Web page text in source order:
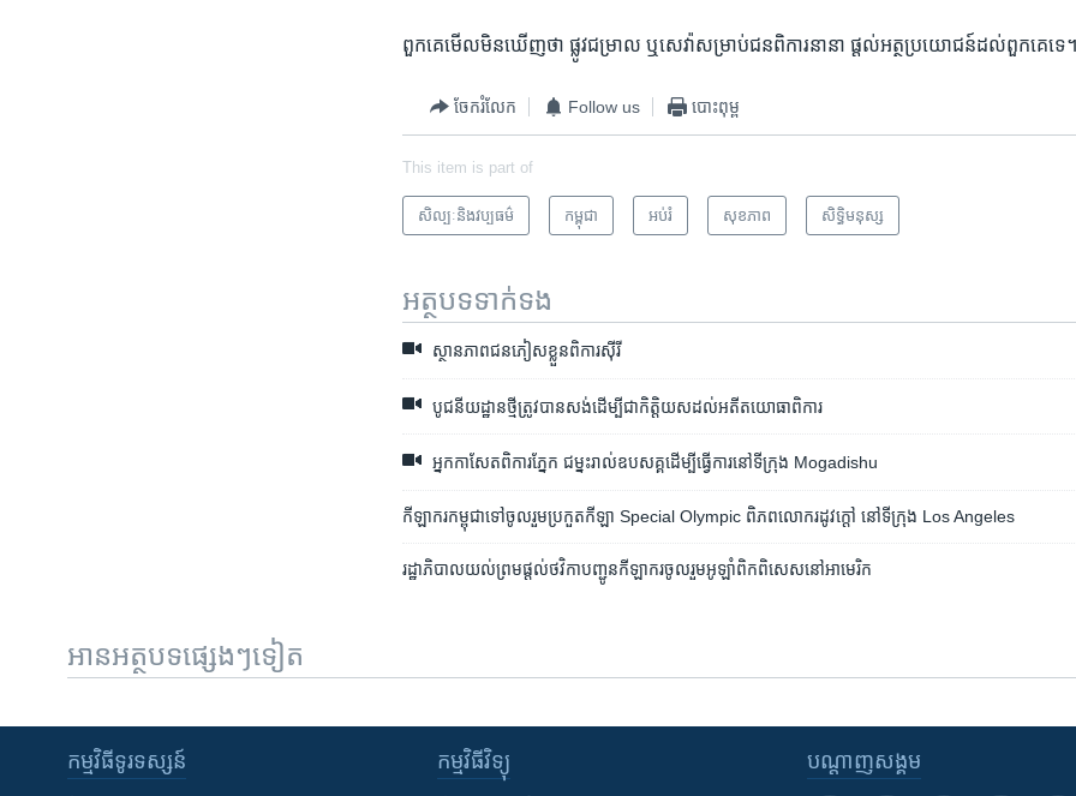
ពួកគេមើល​មិន​ឃើញ​ថា ​ផ្លូវជម្រាល​ ឬ​សេវ៉ា​សម្រាប់​ជន​ពិការ​នានា​ ផ្តល់​អត្ថប្រយោជន៍​ដល់​ពួក​គេ​ទេ
ចែករំលែក Follow us បោះពុម្ព
This item is part of
សិល្បៈនិងវប្បធម៌ កម្ពុជា អប់រំ សុខភាព សិទ្ធិ​មនុស្ស
អត្ថបទ​ទាក់ទង
ស្ថានភាព​ជន​ភៀស​ខ្លួន​ពិការ​​ស៊ីរី
បូជនីយដ្ឋាន​ថ្មី​ត្រូវ​បាន​សង់​ដើម្បី​ជា​កិត្តិយស​ដល់​អតីត​យោធា​ពិការ
អ្នក​កាសែត​ពិការ​ភ្នែក ​ជម្នះ​រាល់​ឧបសគ្គ​ដើម្បី​ធ្វើការ​នៅ​ទីក្រុង Mogadishu
កីឡាករ​កម្ពុជា​ទៅចូល​រួម​ប្រកួត​កីឡា​ Special Olympic ​ពិភពលោក​រដូវ​ក្តៅ​ ​នៅ​ទីក្រុង ​Los Angeles
រដ្ឋាភិបាល​យល់​ព្រម​ផ្តល់​ថវិកា​បញ្ជូន​កីឡាករ​ចូលរួម​អូឡាំពិក​ពិសេស​នៅ​អាមេរិក​
អានអត្ថបទផ្សេងៗទៀត
បណ្តាញ​សង្គម
កម្មវិធី​ទូរទស្សន៍ កម្មវិធី​វិទ្យុ